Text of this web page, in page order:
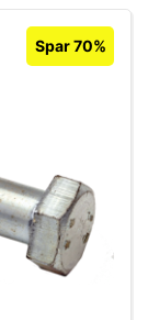
Spar 70%